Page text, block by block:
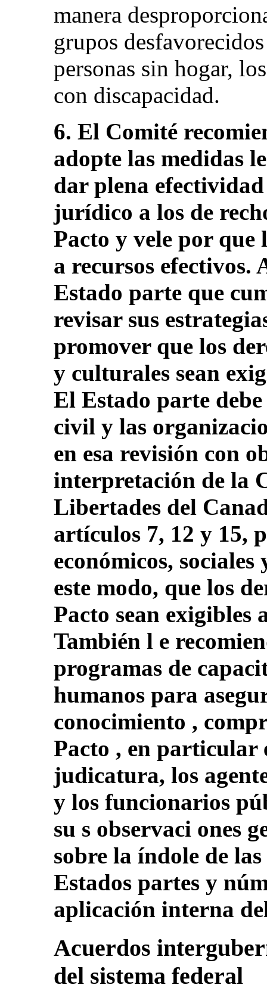
manera
grupos
personas sin hogar,
con discapacidad.
6. El Comité
adopte las medidas
dar plena
jurídico a los de
Pacto y vele por que
a recursos efectivos.
Estado parte que
revisar sus
promover que los
y culturales sean
El Estado parte
civil y las
en esa revisión con
interpretación de la
Libertades del
artículos 7, 12 y 15,
económicos,
este modo, que los
Pacto sean exigibles
También l e
programas de
humanos para
conocimiento ,
Pacto , en particular
judicatura, los
y los funcionarios
su s observaci ones
sobre la índole de
Estados partes y
aplicación interna
Acuerdos
del sistema federal